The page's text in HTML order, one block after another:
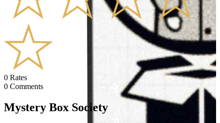
0 Rates
0 Comments
Mystery Box Society